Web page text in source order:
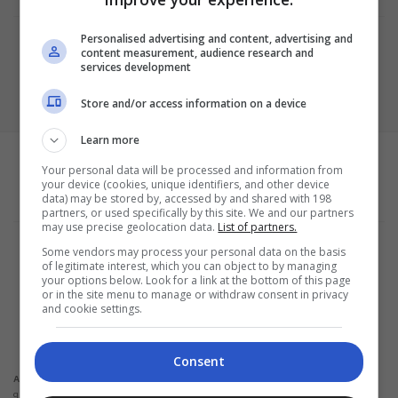
Política de Privacidade
Configurações de privacidade e cookies
Sobre a empresa
ALPHAZEN TECHNOLOGIES LIMITED
Email: networknewsinc@gmail.com
Atenção:
Não solicitamos em nenhuma situação quantias em dinheiro para liberação de
qualquer tipo de produto financeiro, seja cartão de crédito, financiamento ou empréstimo.
Personalised advertising and content, advertising and
content measurement, audience research and
services development
Store and/or access information on a device
Learn more
Your personal data will be processed and information from
your device (cookies, unique identifiers, and other device
data) may be stored by, accessed by and shared with 198
partners, or used specifically by this site. We and our partners
may use precise geolocation data. List of partners.
Some vendors may process your personal data on the basis
of legitimate interest, which you can object to by managing
your options below. Look for a link at the bottom of this page
or in the site menu to manage or withdraw consent in privacy
and cookie settings.
Consent